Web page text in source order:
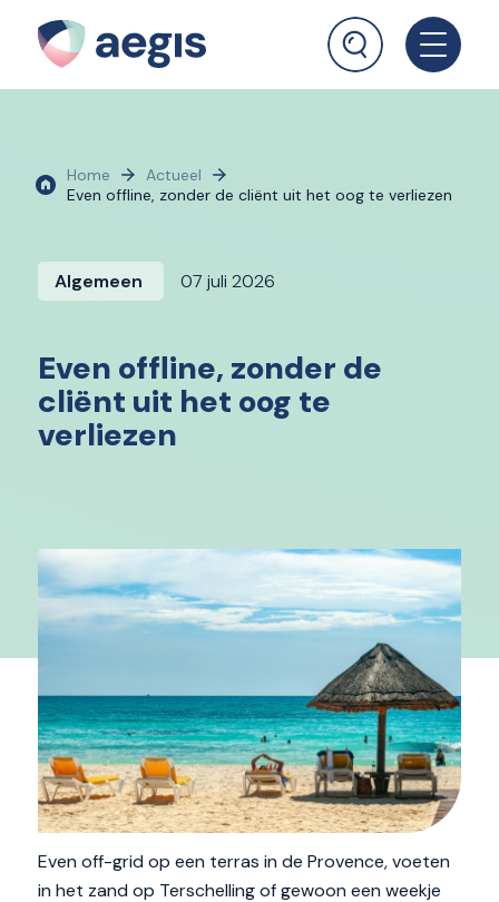
Home
Actueel
Even offline, zonder de cliënt uit het oog te verliezen
Algemeen 07 juli 2026
Even offline, zonder de
cliënt uit het oog te
verliezen
Even off-grid op een terras in de Provence, voeten
in het zand op Terschelling of gewoon een weekje